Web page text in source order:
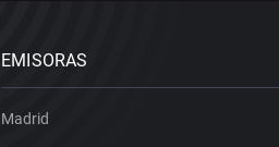
EMISORAS
Madrid